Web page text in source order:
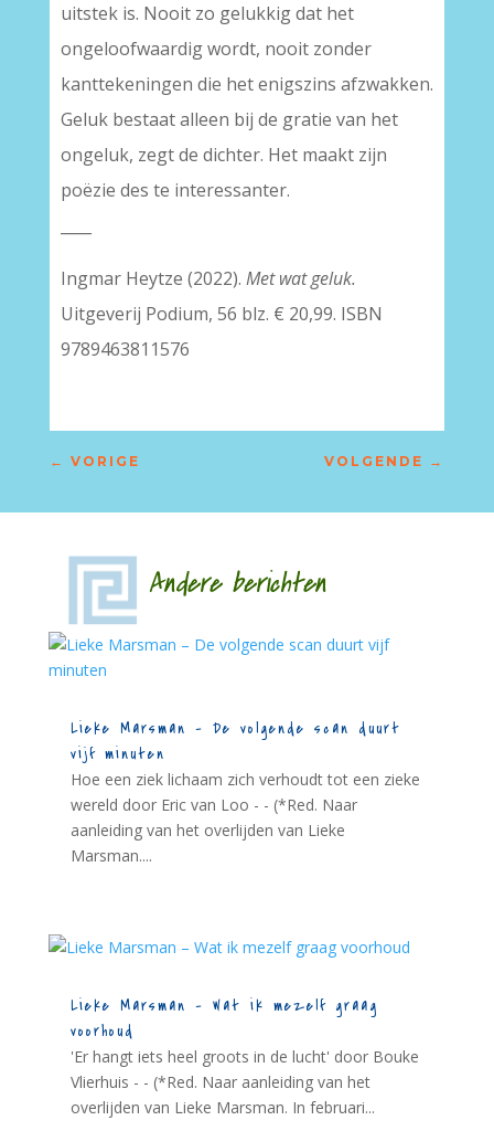
uitstek is. Nooit zo gelukkig dat het
ongeloofwaardig wordt, nooit zonder
kanttekeningen die het enigszins afzwakken.
Geluk bestaat alleen bij de gratie van het
ongeluk, zegt de dichter. Het maakt zijn
poëzie des te interessanter.
Ingmar Heytze (2022). Met wat geluk.
Uitgeverij Podium, 56 blz. € 20,99. ISBN
9789463811576
← VORIGE VOLGENDE →
Andere berichten
Lieke Marsman – De volgende scan duurt
vijf minuten
Hoe een ziek lichaam zich verhoudt tot een zieke
wereld door Eric van Loo - - (*Red. Naar
aanleiding van het overlijden van Lieke
Marsman....
Lieke Marsman – Wat ik mezelf graag
voorhoud
'Er hangt iets heel groots in de lucht' door Bouke
Vlierhuis - - (*Red. Naar aanleiding van het
overlijden van Lieke Marsman. In februari...